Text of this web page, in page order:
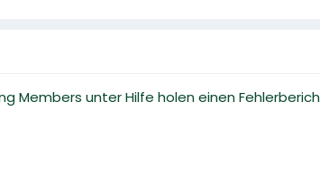
Members unter Hilfe holen einen